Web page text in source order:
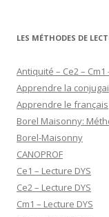
LES MÉTHODES DE
Antiquité – Ce2 –
Apprendre la
Apprendre le français
Borel Maisonny:
Borel-Maisonny
CANOPROF
Ce1 – Lecture DYS
Ce2 – Lecture DYS
Cm1 – Lecture DYS